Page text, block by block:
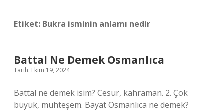
Etiket: Bukra isminin anlamı nedir
Battal Ne Demek Osmanlıca
Tarih: Ekim 19, 2024
Battal ne demek isim? Cesur, kahraman. 2. Çok
büyük, muhteşem. Bayat Osmanlıca ne demek?